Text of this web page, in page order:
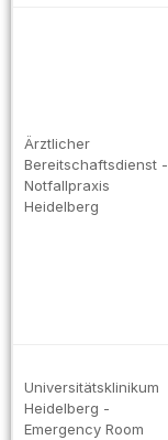
Ärztlicher
Bereitschaftsdienst -
Notfallpraxis
Heidelberg
Universitätsklinikum
Heidelberg -
Emergency Room